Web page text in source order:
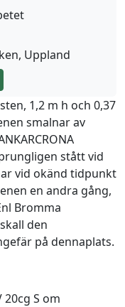
Uppland
1,2 m h och 0,37
smalnar av
stått vid
vid okänd tidpunkt
en andra gång,
Bromma
den
på dennaplats.
20cg S om